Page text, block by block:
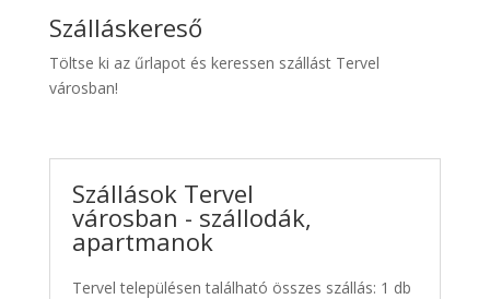
Kiwi
Taxi
Szálláskereső
Töltse ki az űrlapot és keressen szállást Tervel
városban!
Szállások Tervel
városban - szállodák,
apartmanok
Tervel településen található összes szállás: 1 db